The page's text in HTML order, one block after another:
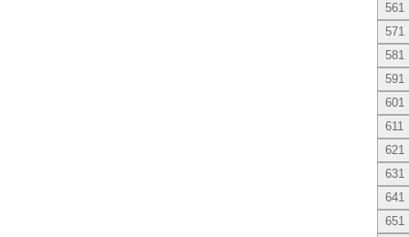
561
571
581
591
601
611
621
631
641
651